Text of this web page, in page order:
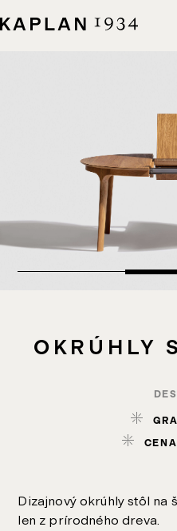
OKRÚHLY
Dizajnový okrúhly stôl na
len z prírodného dreva.